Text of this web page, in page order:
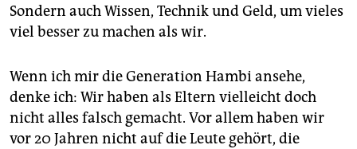
Sondern auch Wissen, Technik und Geld, um vieles
viel besser zu machen als wir.
Wenn ich mir die Generation Hambi ansehe,
denke ich: Wir haben als Eltern vielleicht doch
nicht alles falsch gemacht. Vor allem haben wir
vor 20 Jahren nicht auf die Leute gehört, die